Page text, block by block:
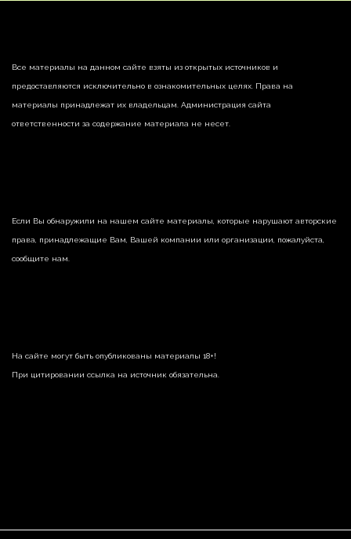
Все материалы на данном сайте взяты из открытых источников и
предоставляются исключительно в ознакомительных целях. Права на
материалы принадлежат их владельцам. Администрация сайта
ответственности за содержание материала не несет.
Если Вы обнаружили на нашем сайте материалы, которые нарушают авторские
права, принадлежащие Вам, Вашей компании или организации, пожалуйста,
сообщите нам.
На сайте могут быть опубликованы материалы 18+!
При цитировании ссылка на источник обязательна.